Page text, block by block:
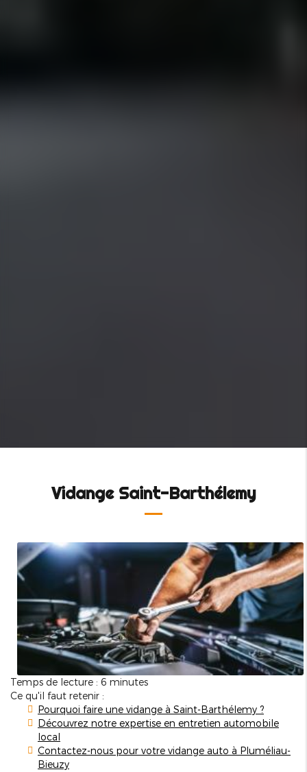
Vidange Saint-Barthélemy
Temps de lecture : 6 minutes
Ce qu'il faut retenir :
Pourquoi faire une vidange à Saint-Barthélemy ?
Découvrez notre expertise en entretien automobile
local
Contactez-nous pour votre vidange auto à Pluméliau-
Bieuzy